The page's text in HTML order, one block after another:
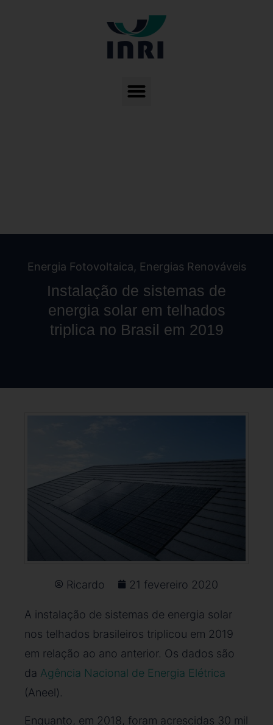
Energia Fotovoltaica, Energias Renováveis
Instalação de sistemas de
energia solar em telhados
triplica no Brasil em 2019
Ricardo 21 fevereiro 2020
A instalação de sistemas de energia solar
nos telhados brasileiros triplicou em 2019
em relação ao ano anterior. Os dados são
da Agência Nacional de Energia Elétrica
(Aneel).
Enquanto, em 2018, foram acrescidas 30 mil